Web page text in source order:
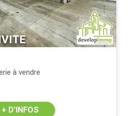
à vendre
+ D'INFOS